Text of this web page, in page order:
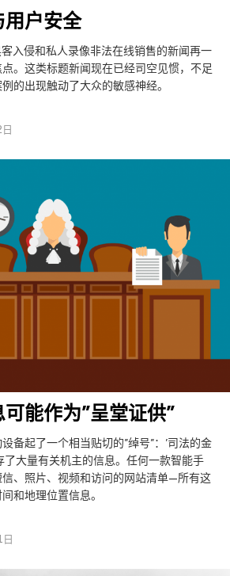
用户安全
入侵和私人录像非法在线销售的新闻再一
。这类标题新闻现在已经司空见惯，不足
的出现触动了大众的敏感神经。
能作为”呈堂证供”
备起了一个相当贴切的”绰号”：’司法的金
了大量有关机主的信息。任何一款智能手
、照片、视频和访问的网站清单—所有这
和地理位置信息。